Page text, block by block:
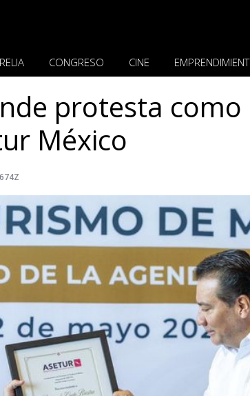
CONGRESO CINE
protesta como
México